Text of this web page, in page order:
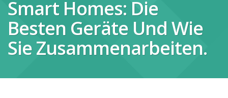
Smart Homes: Die
Besten Geräte Und Wie
Sie Zusammenarbeiten.